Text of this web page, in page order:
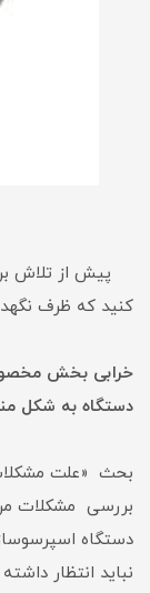
پیش از تلاش
کنید که ظرف
خرابی بخش
دستگاه به شکل
بحث «علت
بررسی مشکلات
دستگاه
نباید انتظار